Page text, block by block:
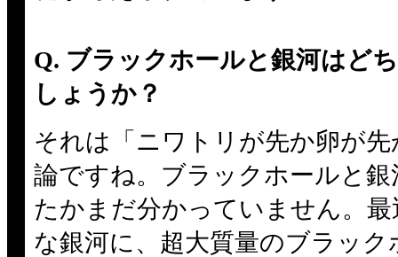
Q. ブラックホールと銀河はど
しょうか？
それは「ニワトリが先か卵が
論ですね。ブラックホールと
たかまだ分かっていません。
な銀河に、超大質量のブラッ